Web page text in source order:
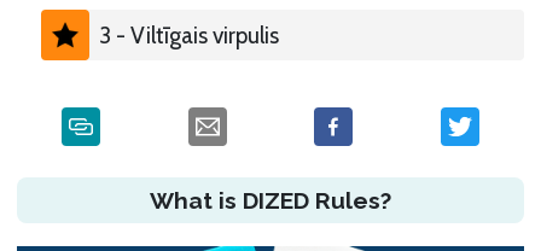
3 - Viltīgais virpulis
What is DIZED Rules?